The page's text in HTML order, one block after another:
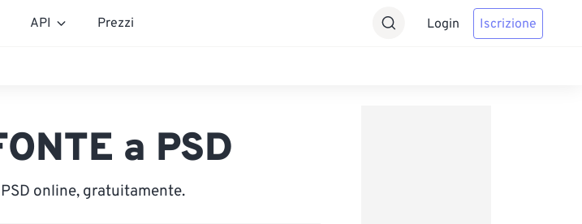
API Prezzi Login Iscrizione
a PSD
online, gratuitamente.